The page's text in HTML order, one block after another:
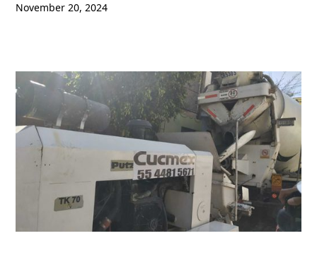
November 20, 2024